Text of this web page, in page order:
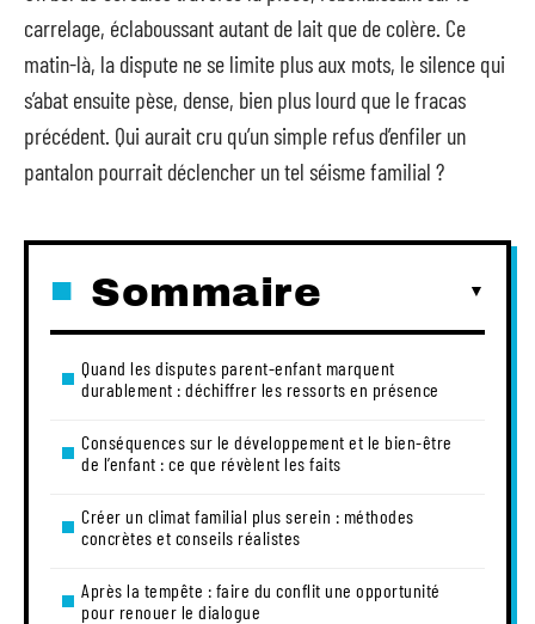
carrelage, éclaboussant autant de lait que de colère. Ce
matin-là, la dispute ne se limite plus aux mots, le silence qui
s’abat ensuite pèse, dense, bien plus lourd que le fracas
précédent. Qui aurait cru qu’un simple refus d’enfiler un
pantalon pourrait déclencher un tel séisme familial ?
Sommaire
Quand les disputes parent-enfant marquent
durablement : déchiffrer les ressorts en présence
Conséquences sur le développement et le bien-être
de l’enfant : ce que révèlent les faits
Créer un climat familial plus serein : méthodes
concrètes et conseils réalistes
Après la tempête : faire du conflit une opportunité
pour renouer le dialogue